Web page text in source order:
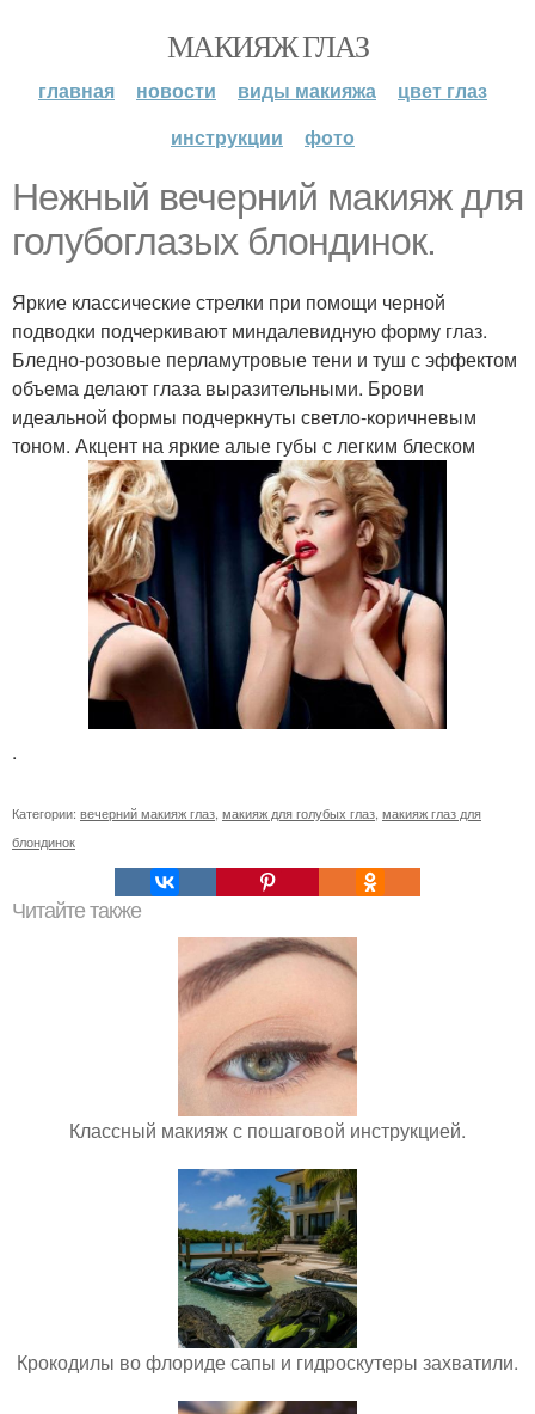
МАКИЯЖ ГЛАЗ
главная новости виды макияжа
цвет глаз
инструкции
фото
Нежный вечерний макияж для
голубоглазых блондинок.
Яркие классические стрелки при помощи черной
подводки подчеркивают миндалевидную форму глаз.
Бледно-розовые перламутровые тени и туш с эффектом
объема делают глаза выразительными. Брови
идеальной формы подчеркнуты светло-коричневым
тоном. Акцент на яркие алые губы с легким блеском
.
Категории: вечерний макияж глаз макияж для голубых глаз макияж глаз для
блондинок
Читайте также
Классный макияж с пошаговой инструкцией.
Крокодилы во флориде сапы и гидроскутеры захватили.